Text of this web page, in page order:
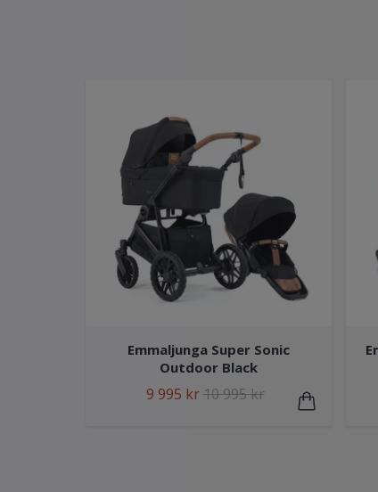
Emmaljunga Super Sonic
Outdoor Black
9 995 kr 10 995 kr